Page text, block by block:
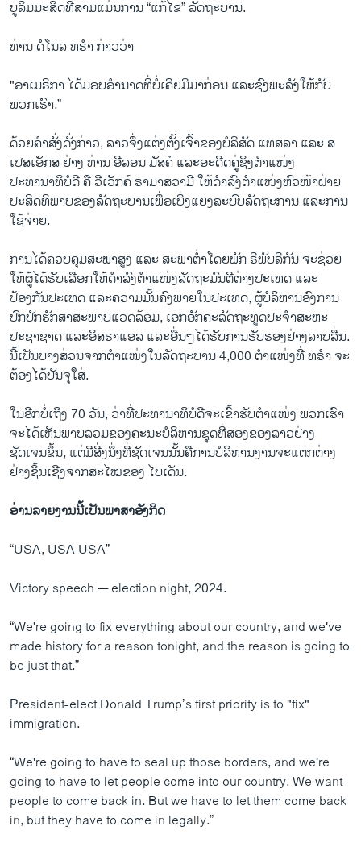
ບູລິມມະສິດທີສາມແມ່ນການ “ແກ້ໄຂ” ລັດຖະບານ.
ທ່ານ ດໍໂນລ ທຣຳ ກ່າວວ່າ
"ອາເມຣິກາ ໄດ້ມອບອຳນາດທີ່ບໍ່ເຄີຍມີມາກ່ອນ ແລະຊົງພະລັງໃຫ້ກັບ
ພວກເຮົາ.”
ດ້ວຍຄຳສັ່ງດັ່ງກ່າວ,​ ລາວຈຶ່ງແຕ່ງຕັ້ງເຈົ້າຂອງບໍລີສັດ ແທສລາ ແລະ ສ
ເປສເອັກສ ຢ່າງ ທ່ານ ອີລອນ ມັສຄ໌ ແລະອະດີດຄູ່ຊິງຕໍາແໜ່ງ
ປະທານາທິບໍດີ ຄື ວີເວັກຄ໌ ຣາມາສວາມີ ໃຫ້ດຳລົງຕຳແໜ່ງຫົວໜ້າຝ່າຍ
ປະສິດທິພາບຂອງລັດຖະບານເພື່ອເບີ່ງແຍງລະບົບລັດຖະການ ແລະການ
ໃຊ້ຈ່າຍ.
ການໄດ້ຄວບຄຸມສະພາສູງ ແລະ ສະພາຕໍ່າໂດຍພັກ ຣີພັບລີກັນ ຈະຊ່ວຍ
ໃຫ້ຜູ້ໄດ້ຮັບເລືອກໃຫ້ດຳລົງຕຳແໜ່ງລັດຖະມົນຕີຕ່າງປະເທດ ແລະ
ປ້ອງກັນປະເທດ ແລະຄວາມມັ້ນຄົງພາຍໃນປະເທດ, ຜູ້ບໍລິຫານອົງການ
ປົກປັກຮັກສາສະພາບແວດລ້ອມ, ເອກອັກຄະລັດຖະທູດປະຈຳສະຫະ
ປະຊາຊາດ ແລະອິສຣາແອລ ແລະອື່ນໆໄດ້ຮັບການຮັບຮອງຢ່າງລາບລື່ນ.
ນີ້ເປັນບາງສ່ວນຈາກຕຳແໜ່ງໃນລັດຖະບານ 4,000 ຕຳແໜ່ງທີ່ ທຣຳ ຈະ
ຕ້ອງໄດ້ບັນຈຸໃສ່.
ໃນອີກບໍ່ເຖິງ 70 ວັນ, ວ່າທີ່ປະທານາທິບໍດີຈະເຂົ້າຮັບຕຳແໜ່ງ ພວກເຮົາ
ຈະໄດ້ເຫັນພາບລວມຂອງຄະນະບໍລິຫານຊຸດທີ່ສອງຂອງລາວຢ່າງ
ຊັດເຈນຂຶ້ນ, ແຕ່ມີສີ່ງນຶ່ງທີ່ຊັດເຈນນັ້ນຄືການບໍລິຫານງານຈະແຕກຕ່າງ
ຢ່າງຊິ້ນເຊີງຈາກສະໄໝຂອງ ໄບເດັນ.
ອ່ານລາຍງານນີ້ເປັນພາສາອັງກິດ
“USA, USA USA”
Victory speech — election night, 2024.
“We're going to fix everything about our country, and we've
made history for a reason tonight, and the reason is going to
be just that.”
President-elect Donald Trump’s first priority is to "fix"
immigration.
“We're going to have to seal up those borders, and we're
going to have to let people come into our country. We want
people to come back in. But we have to let them come back
in, but they have to come in legally.”